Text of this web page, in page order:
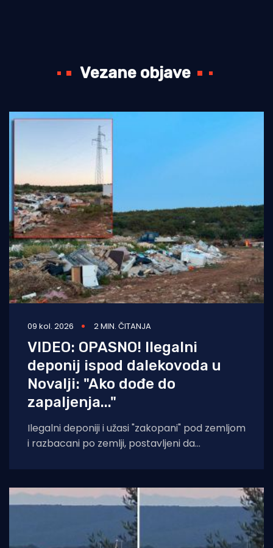
Vezane objave
09 kol. 2026 2 MIN. ČITANJA
VIDEO: OPASNO! Ilegalni
deponij ispod dalekovoda u
Novalji: "Ako dođe do
zapaljenja..."
Ilegalni deponiji i užasi "zakopani" pod zemljom
i razbacani po zemlji, postavljeni da